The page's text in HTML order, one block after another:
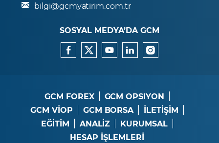
bilgi@gcmyatirim.com.tr
SOSYAL MEDYA’DA GCM
GCM FOREX
GCM OPSIYON
GCM VİOP
GCM BORSA
İLETİŞİM
EĞİTİM
ANALİZ
KURUMSAL
HESAP İŞLEMLERİ